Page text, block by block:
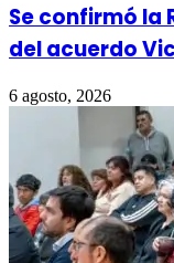
Se confirmó la
del acuerdo
6 agosto, 2026